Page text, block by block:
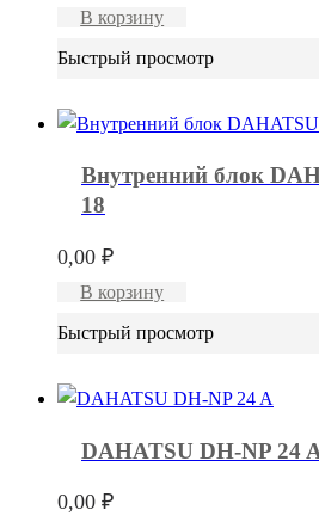
В корзину
Быстрый просмотр
Внутренний блок
18
0,00₽
В корзину
Быстрый просмотр
DAHATSU DH-NP 24
0,00₽